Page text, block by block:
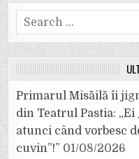
Search
for:
Primarul Misăilă îi
din Teatrul Pastia:
atunci când vorbesc
cuvin”!” 01/08/2026